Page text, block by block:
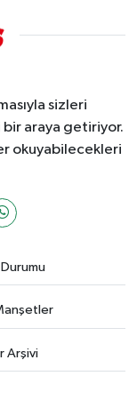
sizleri
araya getiriyor.
okuyabilecekleri
Arşivi